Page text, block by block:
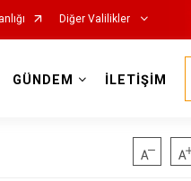
Diğer Valilikler
GÜNDEM İLETİŞİM